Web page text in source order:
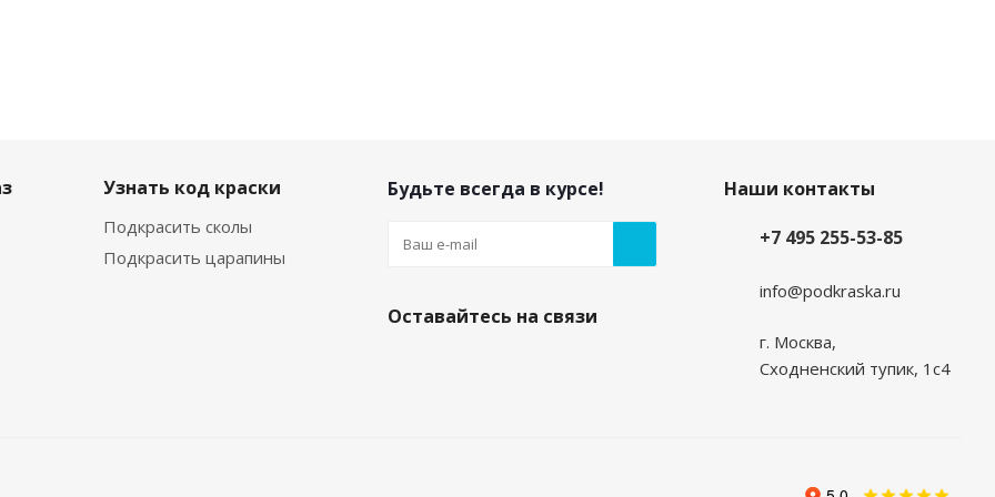
Средство для обезжиривания кузова автомобиля. Флакон 20мл.
Узнать код краски
Подкрасить сколы
Подкрасить царапины
Будьте всегда в курсе!
Оставайтесь на связи
Наши контакты
+7 495 255-53-85
info@podkraska.ru
г. Москва,
Сходненский тупик, 1с4